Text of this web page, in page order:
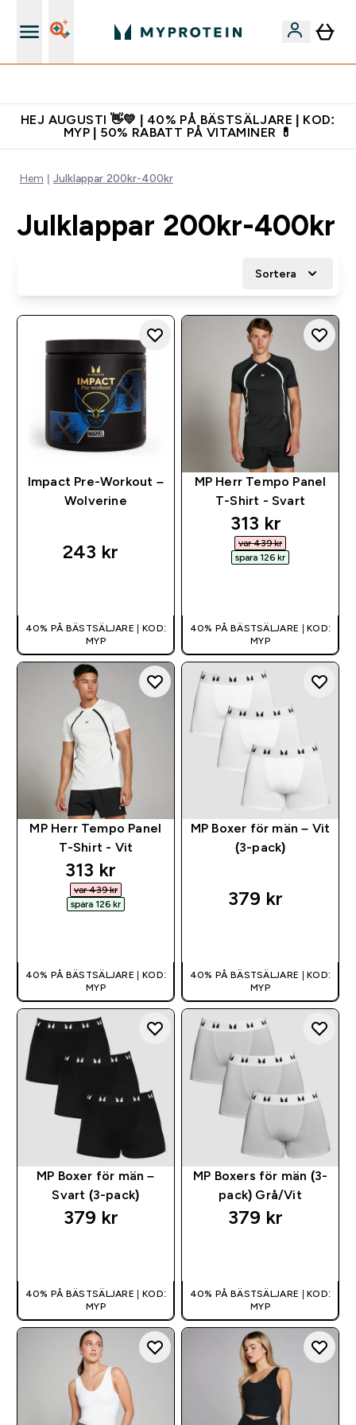
HEJ AUGUSTI 👋💛 | 40% PÅ BÄSTSÄLJARE | KOD:
MYP | 50% RABATT PÅ VITAMINER 💊
Hem Julklappar 200kr-400kr
Julklappar 200kr-400kr
Sortera
Impact Pre-Workout –
Wolverine
243 kr‎
40% PÅ BÄSTSÄLJARE | KOD:
MYP
MP Herr Tempo Panel
T-Shirt - Svart
discounted
313 kr‎
var 439 kr‎
spara 126 kr‎
40% PÅ BÄSTSÄLJARE | KOD:
MYP
MP Herr Tempo Panel
T-Shirt - Vit
discounted price
313 kr‎
var 439 kr‎
spara 126 kr‎
40% PÅ BÄSTSÄLJARE | KOD:
MYP
MP Boxer för män – Vit
(3-pack)
379 kr‎
40% PÅ BÄSTSÄLJARE | KOD:
MYP
MP Boxer för män –
Svart (3-pack)
379 kr‎
40% PÅ BÄSTSÄLJARE | KOD:
MYP
MP Boxers för män (3-
pack) Grå/Vit
379 kr‎
40% PÅ BÄSTSÄLJARE | KOD:
MYP